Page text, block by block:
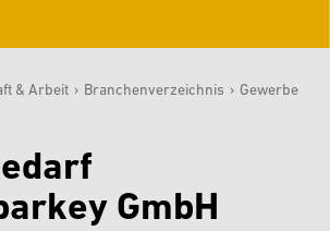
GmbH
& Arbeit › Branchenverzeichnis › Gewerbe